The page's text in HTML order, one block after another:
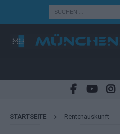
STARTSEITE Rentenauskunft